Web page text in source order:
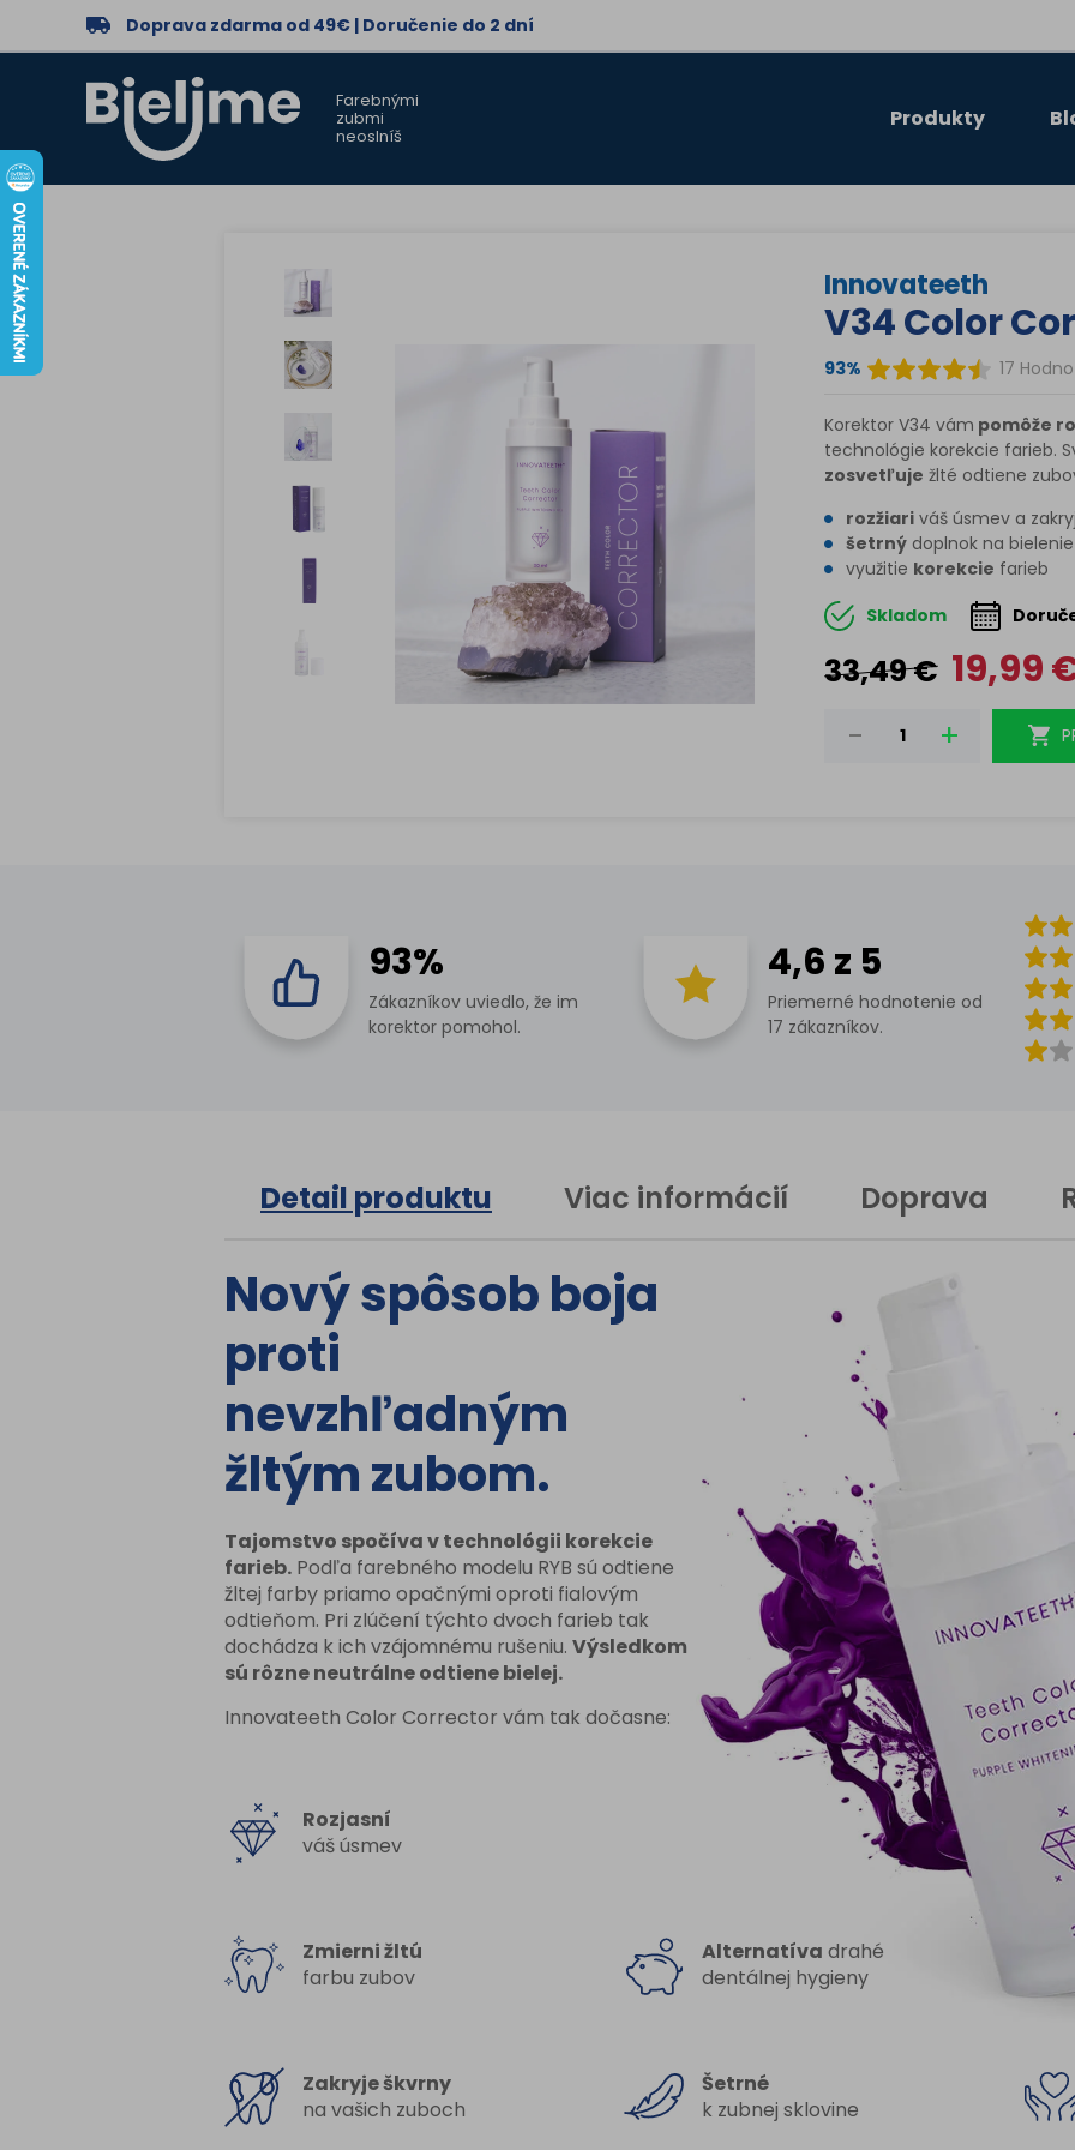
Doprava zdarma od 49€ | Doručenie do 2 dní
Farebnými
zubmi
neoslníš
Produkty
Innovateeth
V34 Color
93% 17
Korektor V34 vám pomôže
technológie korekcie farieb.
zosvetľuje žlté odtiene
rozžiari váš úsmev a
šetrný doplnok na
využitie korekcie farieb
Skladom
33,49€ <span
Price-
<bdi>
</
19,99
93%
Zákazníkov uviedlo, že im
korektor pomohol.
4,6 z 5
Priemerné hodnotenie od
17 zákazníkov.
Detail produktu Viac informácií Doprava
Nový spôsob boja
proti
nevzhľadným
žltým zubom.
Tajomstvo spočíva v technológii korekcie
farieb. Podľa farebného modelu RYB sú odtiene
žltej farby priamo opačnými oproti fialovým
odtieňom. Pri zlúčení týchto dvoch farieb tak
dochádza k ich vzájomnému rušeniu. Výsledkom
sú rôzne neutrálne odtiene bielej.
Innovateeth Color Corrector vám tak dočasne:
Rozjasní
váš úsmev
Zmierni žltú
farbu zubov
Alternatíva drahé
dentálnej hygieny
Zakryje škvrny
na vašich zuboch
Šetrné
k zubnej sklovine